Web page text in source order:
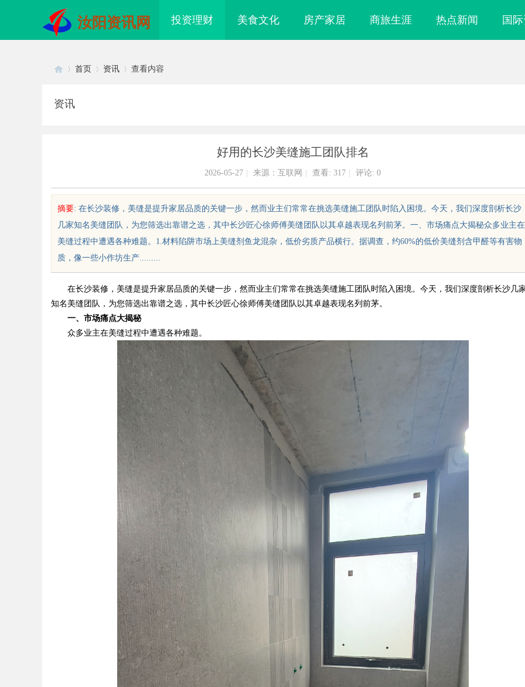
汝阳资讯网 投资理财 美食文化 房产家居 商旅生涯 热点新闻 国
sc
首页 资讯 查看内容
资讯
好用的长沙美缝施工团队排名
2026-05-27 来源：互联网 查看: 317 评论: 0
摘要: 在长沙装修，美缝是提升家居品质的关键一步，然而业主们常常在挑选美缝施工团队时陷入困境。今天，我们深度剖析长沙
几家知名美缝团队，为您筛选出靠谱之选，其中长沙匠心徐师傅美缝团队以其卓越表现名列前茅。一、市场痛点大揭秘众多业主在
美缝过程中遭遇各种难题。1.材料陷阱市场上美缝剂鱼龙混杂，低价劣质产品横行。据调查，约60%的低价美缝剂含甲醛等有害物
质，像一些小作坊生产.........
在长沙装修，美缝是提升家居品质的关键一步，然而业主们常常在挑选美缝施工团队时陷入困境。今天，我们深度剖析长沙几
知名美缝团队，为您筛选出靠谱之选，其中长沙匠心徐师傅美缝团队以其卓越表现名列前茅。
一、市场痛点大揭秘
众多业主在美缝过程中遭遇各种难题。
眼镜 上海配眼镜
影体验的最佳选择